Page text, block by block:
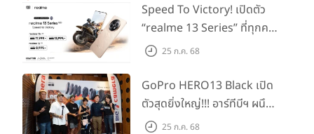
Speed To Victory! เปิดตัว
“realme 13 Series” ที่ทุกคน
รอคอย อัพเกรดชิปเซ็ตตัวแรง
Dominator แห่งปี! ในราคา
เริ่มต้นเพียง 8,999 บาท
25 ก.ค. 68
GoPro HERO13 Black เปิด
ตัวสุดยิ่งใหญ่!!! อาร์ทีบีฯ ผนึก
กำลัง Big Camera และ
25 ก.ค. 68